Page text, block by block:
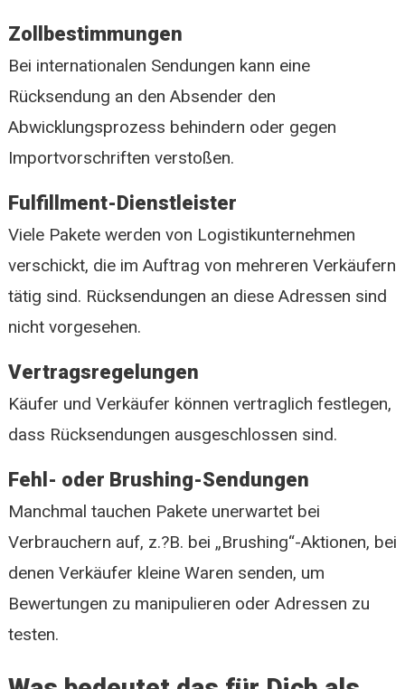
Zollbestimmungen
Bei internationalen Sendungen kann eine
Rücksendung an den Absender den
Abwicklungsprozess behindern oder gegen
Importvorschriften verstoßen.
Fulfillment-Dienstleister
Viele Pakete werden von Logistikunternehmen
verschickt, die im Auftrag von mehreren Verkäufern
tätig sind. Rücksendungen an diese Adressen sind
nicht vorgesehen.
Vertragsregelungen
Käufer und Verkäufer können vertraglich festlegen,
dass Rücksendungen ausgeschlossen sind.
Fehl- oder Brushing-Sendungen
Manchmal tauchen Pakete unerwartet bei
Verbrauchern auf, z.?B. bei „Brushing“-Aktionen, bei
denen Verkäufer kleine Waren senden, um
Bewertungen zu manipulieren oder Adressen zu
testen.